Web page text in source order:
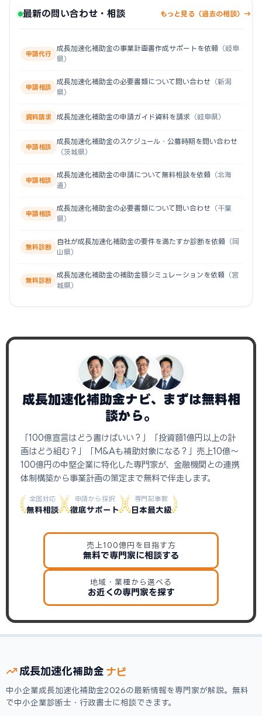
最新の問い合わせ・相談 もっと見る（過去の相談）→
申請代行
成長加速化補助金の事業計画書作成サポートを依頼 （岐阜
県）
申請相談
成長加速化補助金の必要書類について問い合わせ （新潟
県）
資料請求 成長加速化補助金の申請ガイド資料を請求 （岐阜県）
申請相談
成長加速化補助金のスケジュール・公募時期を問い合わせ
（茨城県）
申請相談
成長加速化補助金の申請について無料相談を依頼 （北海
道）
申請相談
成長加速化補助金の必要書類について問い合わせ （千葉
県）
無料診断
自社が成長加速化補助金の要件を満たすか診断を依頼 （岡
山県）
無料診断
成長加速化補助金の補助金額シミュレーションを依頼 （宮
城県）
成長加速化補助金ナビ、まずは無料相
談から。
「100億宣言はどう書けばいい？」「投資額1億円以上の計
画はどう組む？」「M&Aも補助対象になる？」売上10億〜
100億円の中堅企業に特化した専門家が、金融機関との連携
体制構築から事業計画の策定まで無料で伴走します。
全国対応
無料相談
申請から採択
徹底サポート
専門記事数
日本最大級
売上100億円を目指す方
無料で専門家に相談する
地域・業種から選べる
お近くの専門家を探す
成長加速化補助金 ナビ
中小企業成長加速化補助金2026の最新情報を専門家が解説。無料
で中小企業診断士・行政書士に相談できます。